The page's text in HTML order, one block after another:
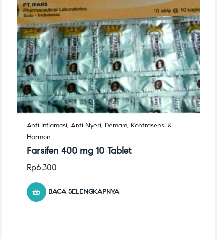
Anti Inflamasi, Anti Nyeri, Demam, Kontrasepsi &
Hormon
Farsifen 400 mg 10 Tablet
Rp6.300
BACA SELENGKAPNYA